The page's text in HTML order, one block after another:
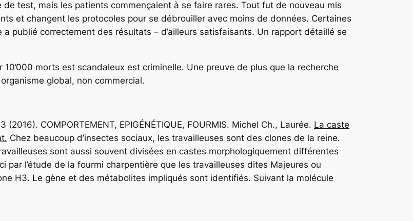
test, mais les patients commençaient à se faire rares. Tout fut de nouveau mis
et changent les protocoles pour se débrouiller avec moins de données. Certaines
publié correctement des résultats – d’ailleurs satisfaisants. Un rapport détaillé se
morts est scandaleux est criminelle. Une preuve de plus que la recherche
global, non commercial.
COMPORTEMENT, EPIGÉNÉTIQUE, FOURMIS. Michel Ch., Laurée. La caste
Chez beaucoup d’insectes sociaux, les travailleuses sont des clones de la reine.
sont aussi souvent divisées en castes morphologiquement différentes
l’étude de la fourmi charpentière que les travailleuses dites Majeures ou
H3. Le gène et des métabolites impliqués sont identifiés. Suivant la molécule